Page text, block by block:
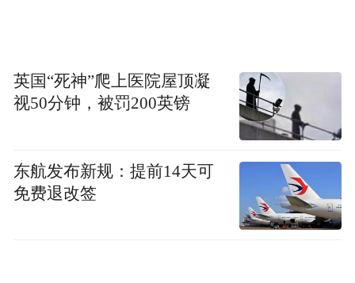
意大利和法国在内的其他欧洲市场。2024
年，小鹏汽车将通过聚焦欧洲和潜在的中东
非地区，推出更多适配车型上市交付，以增
加销售和市场份额。
“特别声明：以上作品内容(包括在内的视频、图片或音
频)为凤凰网旗下自媒体平台“大风号”用户上传并发
英国“死神”爬上医院屋顶凝
视50分钟，被罚200英镑
东航发布新规：提前14天可
免费退改签